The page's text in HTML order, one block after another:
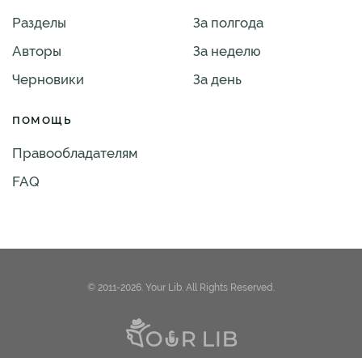
Разделы
Авторы
Черновики
За полгода
За неделю
За день
ПОМОЩЬ
Правообладателям
FAQ
© 2011-2026. Your Lib. All Rights Reserved.